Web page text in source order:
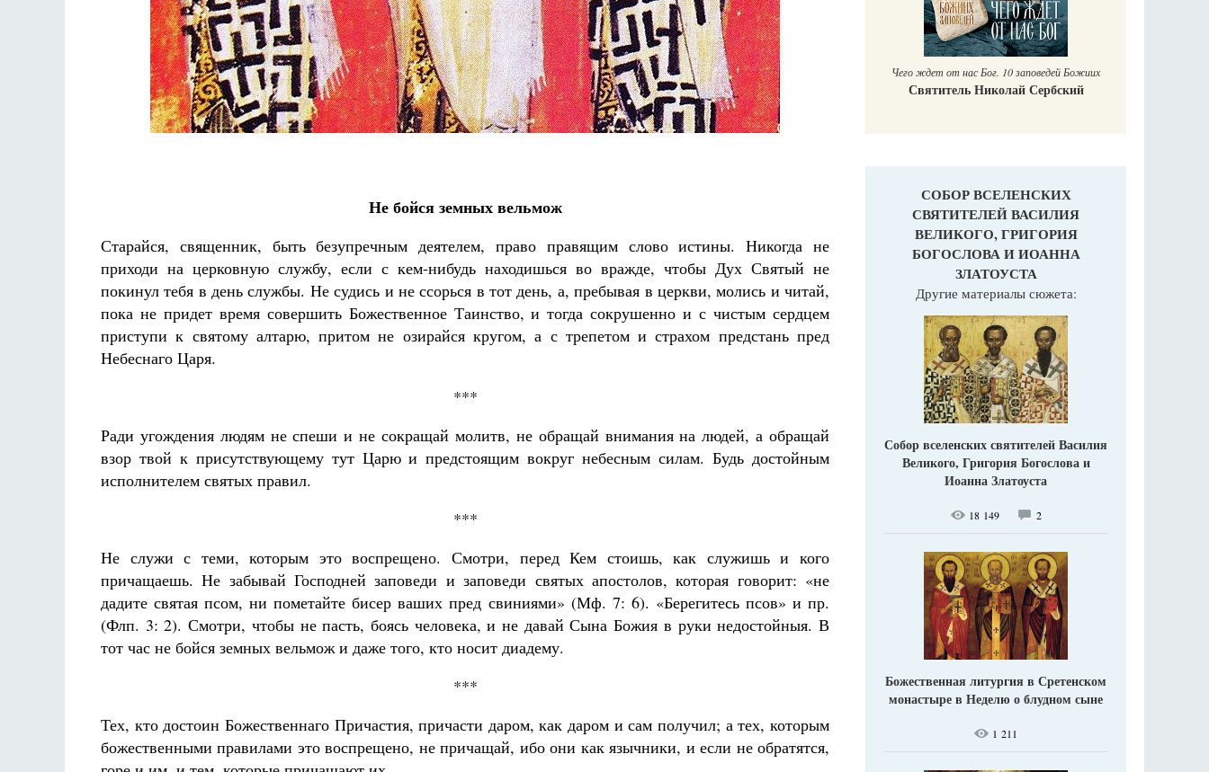
Не бойся земных вельмож
Старайся, священник, быть безупречным деятелем, право правящим слово истины. Никогда не
приходи на церковную службу, если с кем-нибудь находишься во вражде, чтобы Дух Святый не
покинул тебя в день службы. Не судись и не ссорься в тот день, а, пребывая в церкви, молись и читай,
пока не придет время совершить Божественное Таинство, и тогда сокрушенно и с чистым сердцем
приступи к святому алтарю, притом не озирайся кругом, а с трепетом и страхом предстань пред
Небеснаго Царя.
***
Ради угождения людям не спеши и не сокращай молитв, не обращай внимания на людей, а обращай
взор твой к присутствующему тут Царю и предстоящим вокруг небесным силам. Будь достойным
исполнителем святых правил.
***
Не служи с теми, которым это воспрещено. Смотри, перед Кем стоишь, как служишь и кого
причащаешь. Не забывай Господней заповеди и заповеди святых апостолов, которая говорит: «не
дадите святая псом, ни пометайте бисер ваших пред свиниями» (Мф. 7: 6). «Берегитесь псов» и пр.
(Флп. 3: 2). Смотри, чтобы не пасть, боясь человека, и не давай Сына Божия в руки недостойныя. В
тот час не бойся земных вельмож и даже того, кто носит диадему.
***
Тех, кто достоин Божественнаго Причастия, причасти даром, как даром и сам получил; а тех, которым
божественными правилами это воспрещено, не причащай, ибо они как язычники, и если не обратятся,
Разлуки не будет
Фредерика де Грааф Как найти своё место в жизни
Кирилл Мурышев
Великомученик Георгий Победоносец. Научись у
святого
Роман Котов Чего ждет от нас Бог. 10 заповедей Божиих
Святитель Николай Сербский
СОБОР ВСЕЛЕНСКИХ
СВЯТИТЕЛЕЙ ВАСИЛИЯ
ВЕЛИКОГО, ГРИГОРИЯ
БОГОСЛОВА И ИОАННА
ЗЛАТОУСТА
Другие материалы сюжета:
Собор вселенских святителей Василия
Великого, Григория Богослова и
Иоанна Златоуста
18 149 2
Божественная литургия в Сретенском
монастыре в Неделю о блудном сыне
1 211